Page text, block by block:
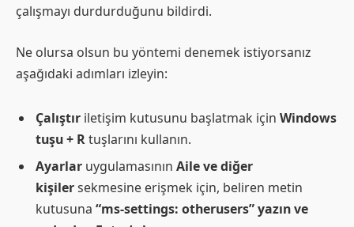
çalışmayı durdurduğunu bildirdi.
Ne olursa olsun bu yöntemi denemek istiyorsanız
aşağıdaki adımları izleyin:
Çalıştır iletişim kutusunu başlatmak için Windows
tuşu + Rtuşlarını kullanın.
Ayarlar uygulamasının Aile ve diğer
kişilersekmesine erişmek için, beliren metin
kutusuna “ms-settings: otherusers” yazın ve